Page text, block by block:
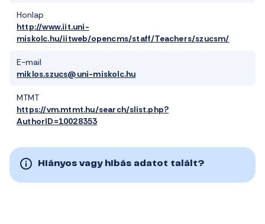
Honlap
http://www.iit.uni-
miskolc.hu/iitweb/opencms/staff/Teachers/szucsm/
E-mail
miklos.szucs@uni-miskolc.hu
MTMT
https://vm.mtmt.hu/search/slist.php?
AuthorID=10028353
Hiányos vagy hibás adatot talált?